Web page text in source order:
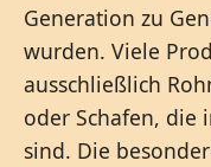
Generation zu
wurden. Viele
ausschließlich
oder Schafen, die
sind. Die